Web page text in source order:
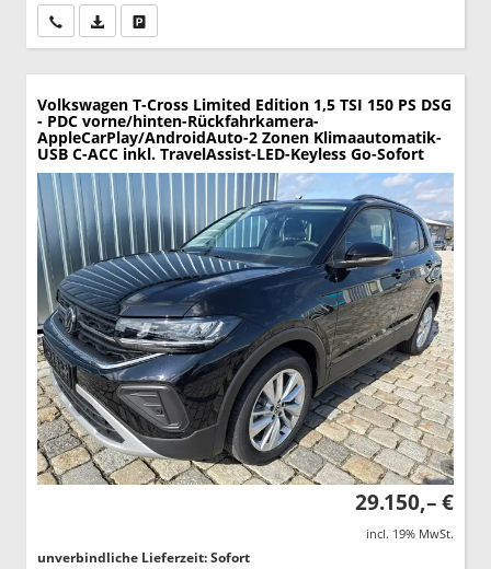
Wir rufen Sie anPDF-Datei, Fahrzeugexposé drucken
Volkswagen T-Cross Limited Edition 1,5 TSI 150 PS DSG
- PDC vorne/hinten-Rückfahrkamera-
AppleCarPlay/AndroidAuto-2 Zonen Klimaautomatik-
USB C-ACC inkl. TravelAssist-LED-Keyless Go-Sofort
29.150,– €
incl. 19% MwSt.
unverbindliche Lieferzeit: Sofort